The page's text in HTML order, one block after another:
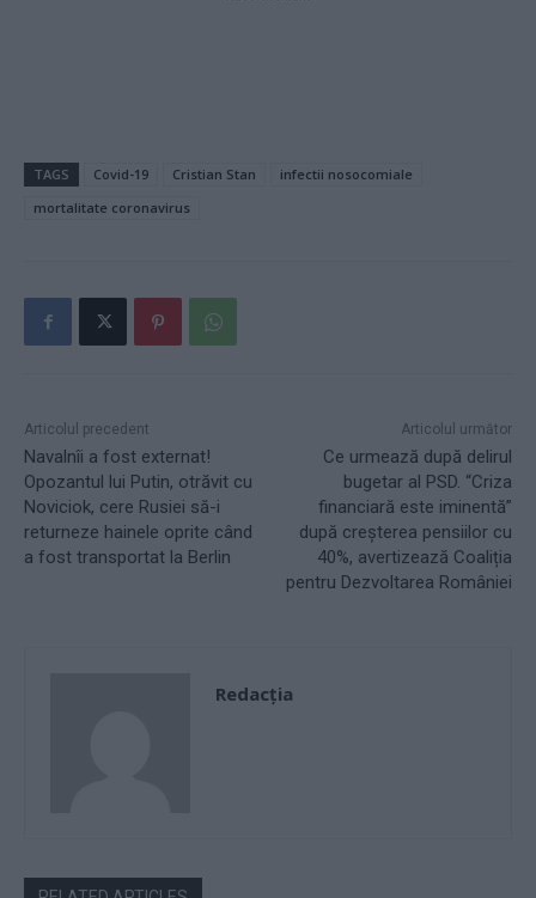
TAGS Covid-19 Cristian Stan
infectii nosocomiale
mortalitate coronavirus
Articolul precedent
Navalnîi a fost externat!
Opozantul lui Putin, otrăvit cu
Noviciok, cere Rusiei să-i
returneze hainele oprite când
a fost transportat la Berlin
Articolul următor
Ce urmează după delirul
bugetar al PSD. “Criza
financiară este iminentă”
după creșterea pensiilor cu
40%, avertizează Coaliția
pentru Dezvoltarea României
Redacţia